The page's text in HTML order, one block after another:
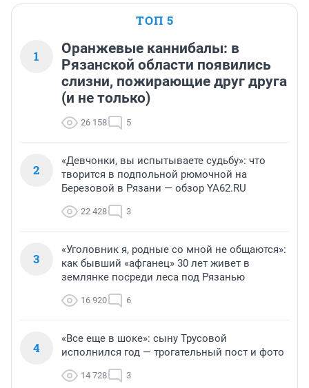
ТОП 5
1
Оранжевые каннибалы: в
Рязанской области появились
слизни, пожирающие друг друга
(и не только)
26 158 5
2
«Девчонки, вы испытываете судьбу»: что
творится в подпольной рюмочной на
Березовой в Рязани — обзор YA62.RU
22 428 3
3
«Уголовник я, родные со мной не общаются»:
как бывший «афганец» 30 лет живет в
землянке посреди леса под Рязанью
16 920 6
4
«Все еще в шоке»: сыну Трусовой
исполнился год — трогательный пост и фото
14 728 3